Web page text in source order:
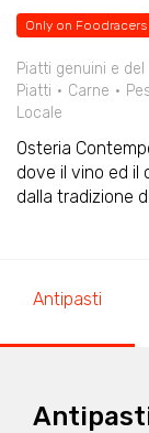
Only on Foodracers
Piatti genuini e
Piatti
Carne
Locale
Osteria
dove il vino ed il
dalla tradizione
Antipasti